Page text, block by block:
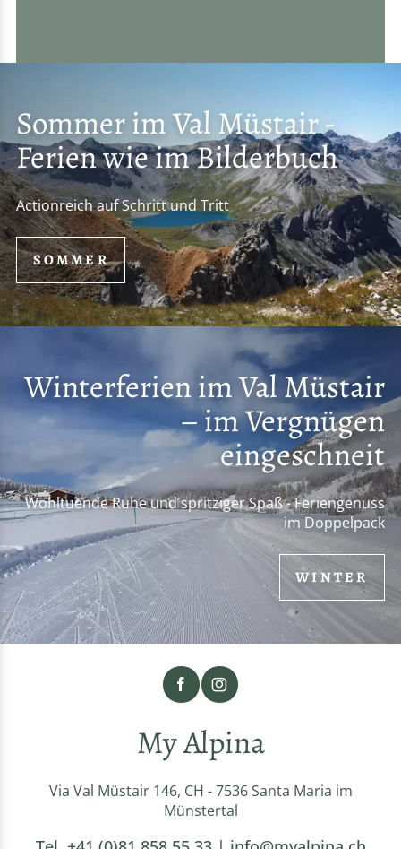
Sommer im Val Müstair -
Ferien wie im Bilderbuch
Actionreich auf Schritt und Tritt
SOMMER
Winterferien im Val Müstair
– im Vergnügen
eingeschneit
Wohltuende Ruhe und spritziger Spaß - Feriengenuss
im Doppelpack
WINTER
My Alpina
Via Val Müstair 146, CH - 7536 Santa Maria im
Münstertal